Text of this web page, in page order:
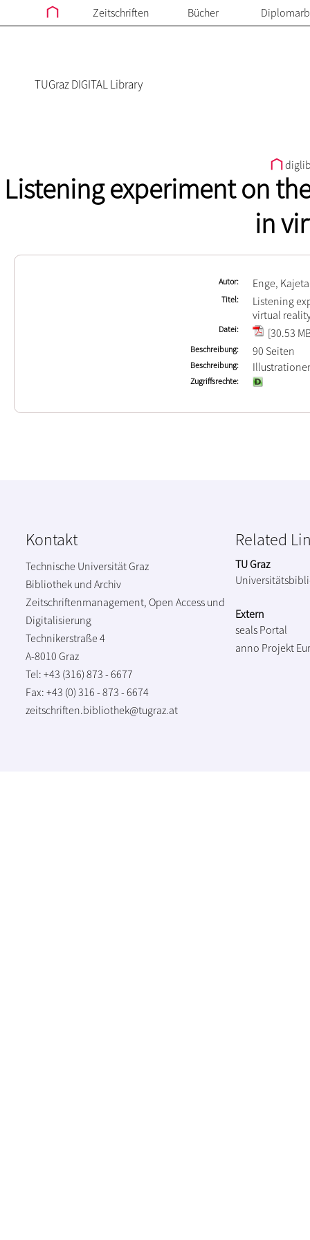
Zeitschriften Bücher
TUGraz DIGITAL Library
Listening experiment on
in
Autor Enge,
Titel
Listening
virtual
Datei [30.53
Beschreibung 90 Seiten
Beschreibung
Zugriffsrechte
Kontakt
Technische Universität Graz
Bibliothek und Archiv
Zeitschriftenmanagement, Open Access und
Digitalisierung
Technikerstraße 4
A-8010 Graz
Tel: +43 (316) 873 - 6677
Fax: +43 (0) 316 - 873 - 6674
zeitschriften.bibliothek@tugraz.at
Related
TU Graz
Extern
seals Portal
anno Projekt